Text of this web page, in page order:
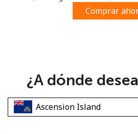
o
Comprar
¿A dónde